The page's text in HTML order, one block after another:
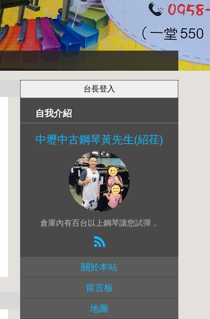
自我介紹
中壢中古鋼琴黃先生(紹荏)
倉庫內有百台以上鋼琴讓您試彈，
關於本站
留言板
地圖